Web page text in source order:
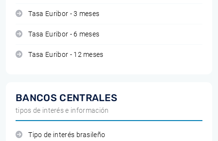
Tasa Euribor - 3 meses
Tasa Euribor - 6 meses
Tasa Euribor - 12 meses
BANCOS CENTRALES
tipos de interés e información
Tipo de interés brasileño